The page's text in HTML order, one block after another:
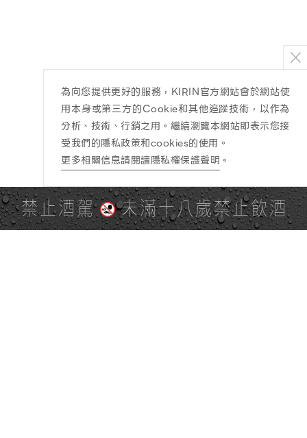
禁止酒駕 未滿十八歲禁止飲酒
為向您提供更好的服務，KIRIN官方網站會於網站使
用本身或第三方的Cookie和其他追蹤技術，以作為
分析、技術、行銷之用。繼續瀏覽本網站即表示您接
受我們的隱私政策和cookies的使用。
更多相關信息請閱讀隱私權保護聲明 。
PAGE TOP